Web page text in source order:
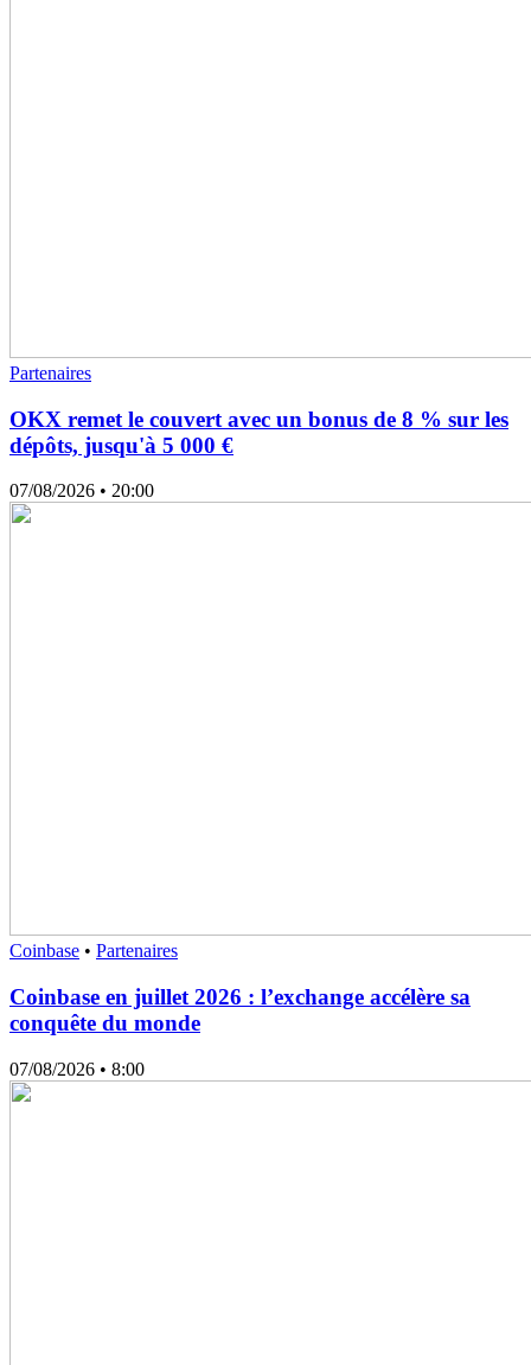
Partenaires
OKX remet le couvert avec un bonus de 8 % sur les
dépôts, jusqu'à 5 000 €
07/08/2026 • 20:00
Coinbase • Partenaires
Coinbase en juillet 2026 : l’exchange accélère sa
conquête du monde
07/08/2026 • 8:00